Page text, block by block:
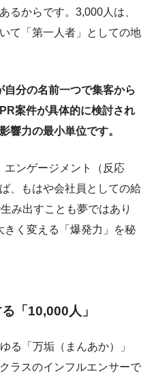
るからです。3,000人は、
て「第一人者」としての地
分の名前一つで集客から
案件が具体的に検討され
響力の最小単位です。
エンゲージメント（反応
、もはや会社員としての給
み出すことも夢ではあり
きく変える「爆発力」を秘
「10,000人」
る「万垢（まんあか）」
ラスのインフルエンサーで